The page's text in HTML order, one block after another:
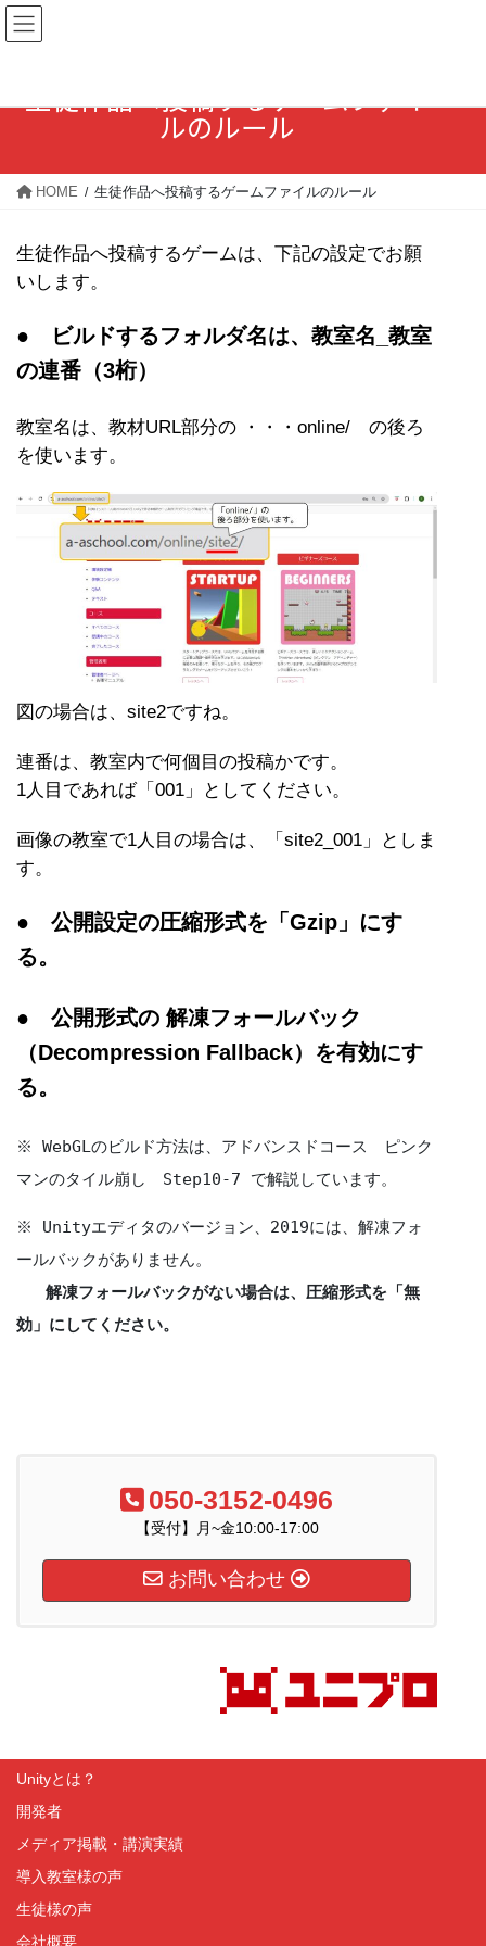
コ
ン
ン
に
ナ
ビ
ー
ョ
生徒作品へ投稿するゲームファイ
ルのルール
HOME 生徒作品へ投稿するゲームファイルのルール
生徒作品へ投稿するゲームは、下記の設定でお願
いします。
● ビルドするフォルダ名は、教室名_教室
の連番（3桁）
教室名は、教材URL部分の ・・・online/ の後ろ
を使います。
図の場合は、site2ですね。
連番は、教室内で何個目の投稿かです。
1人目であれば「001」としてください。
画像の教室で1人目の場合は、「site2_001」としま
す。
● 公開設定の圧縮形式を「Gzip」にす
る。
● 公開形式の 解凍フォールバック
（Decompression Fallback）を有効にす
る。
※ WebGLのビルド方法は、アドバンスドコース　ピンク
マンのタイル崩し　Step10-7 で解説しています。
※ Unityエディタのバージョン、2019には、解凍フォ
ールバックがありません。
解凍フォールバックがない場合は、圧縮形式を「無
効」にしてください。
050-3152-0496
【受付】月~金10:00-17:00
お問い合わせ
Unityとは？
開発者
メディア掲載・講演実績
導入教室様の声
生徒様の声
会社概要